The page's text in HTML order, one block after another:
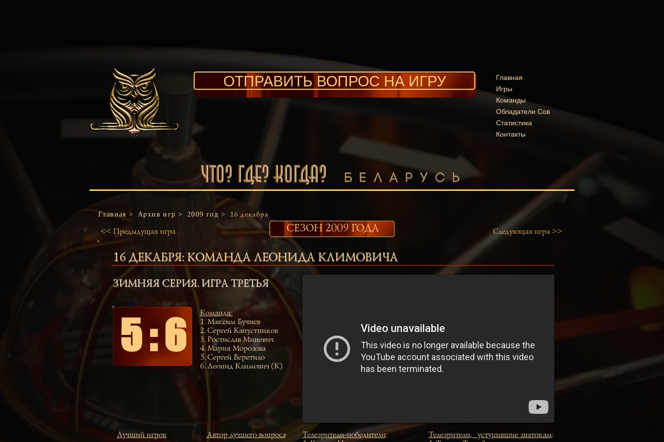
ОТПРАВИТЬ ВОПРОС НА ИГРУ
Главная
Игры
Команды
Обладатели Сов
Статистика
Контакты
Главная > Архив игр > 2009 год > 16 декабря
<< Предыдущая игра СЕЗОН 2009 ГОДА Следующая игра >>
16 ДЕКАБРЯ: КОМАНДА ЛЕОНИДА КЛИМОВИЧА
ЗИМНЯЯ СЕРИЯ. ИГРА ТРЕТЬЯ
5 : 6 Команда:
1. Максим Бучнев
2. Сергей Капустников
3. Ростислав Миневич
4. Мария Морозова
5. Сергей Веретило
6. Леонид Климович (К)
Лучший игрок Автор лучшего вопроса Телезрители-победители:
Телезрители, уступившие знатокам: